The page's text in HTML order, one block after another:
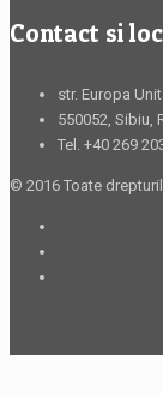
Contact si
str. Europa
550052, Sibiu,
Tel. +40 269
© 2016 Toate